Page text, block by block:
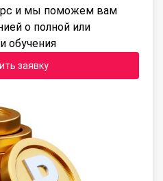
и мы поможем вам
о полной или
обучения
заявку